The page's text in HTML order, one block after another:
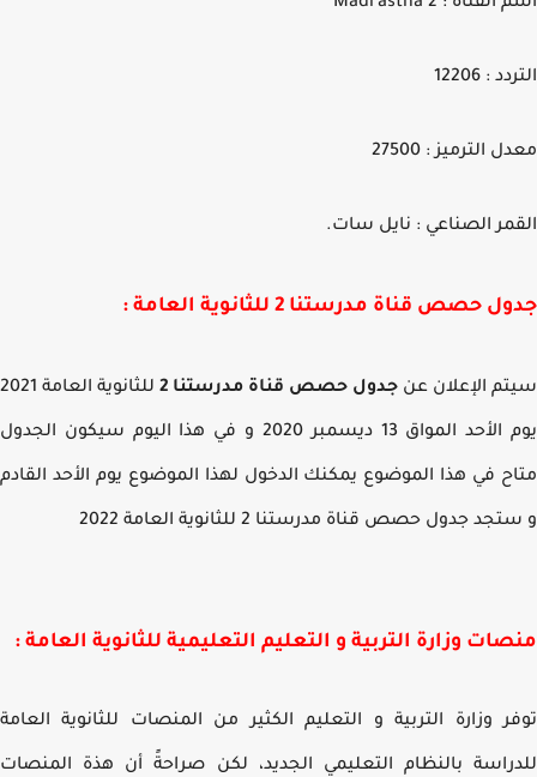
: 12206
الترميز : 27500
الصناعي : نايل سات.
حصص قناة مدرستنا 2 للثانوية العامة :
الإعلان عنجدول حصص قناة مدرستنا 2 للثانوية العامة 2021
يوم الأحد المواق 13 ديسمبر 2020 و في هذا اليوم سيكون الجدول
في هذا الموضوع يمكنك الدخول لهذا الموضوع يوم الأحد القادم
جدول حصص قناة مدرستنا 2 للثانوية العامة 2022
وزارة التربية و التعليم التعليمية للثانوية العامة :
وزارة التربية و التعليم الكثير من المنصات للثانوية العامة
بالنظام التعليمي الجديد، لكن صراحةً أن هذة المنصات